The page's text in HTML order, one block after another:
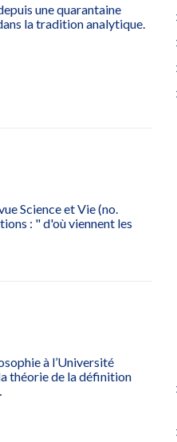
une quarantaine
la tradition analytique.
Science et Vie (no.
: " d'où viennent les
à l’Université
théorie de la définition